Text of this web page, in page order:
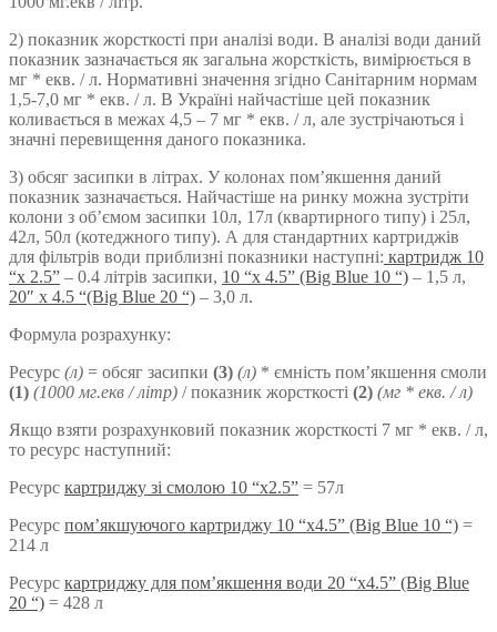
2) показник жорсткості при аналізі води. В аналізі води даний
показник зазначається як загальна жорсткість, вимірюється в
мг * екв. / л. Нормативні значення згідно Санітарним нормам
1,5-7,0 мг * екв. / л. В Україні найчастіше цей показник
коливається в межах 4,5 – 7 мг * екв. / л, але зустрічаються і
значні перевищення даного показника.
3) обсяг засипки в літрах. У колонах пом’якшення даний
показник зазначається. Найчастіше на ринку можна зустріти
колони з об’ємом засипки 10л, 17л (квартирного типу) і 25л,
42л, 50л (котеджного типу). А для стандартних картриджів
для фільтрів води приблизні показники наступні: картридж 10
“х 2.5” – 0.4 літрів засипки, 10 “х 4.5” (Big Blue 10 “) – 1,5 л,
20″ х 4.5 “(Big Blue 20 “) – 3,0 л.
Формула розрахунку:
Ресурс (л) = обсяг засипки (3) (л) * ємність пом’якшення смоли
(1) (1000 мг.екв / літр) / показник жорсткості (2) (мг * екв. / л)
Якщо взяти розрахунковий показник жорсткості 7 мг * екв. / л,
то ресурс наступний:
Ресурс картриджу зі смолою 10 “x2.5” = 57л
Ресурс пом’якшуючого картриджу 10 “x4.5” (Big Blue 10 “) =
214 л
Ресурс картриджу для пом’якшення води 20 “x4.5” (Big Blue
20 “) = 428 л